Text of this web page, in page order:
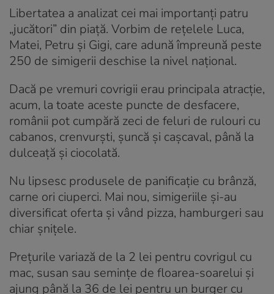
Libertatea a analizat cei mai importanți patru
„jucători” din piață. Vorbim de reţelele Luca,
Matei, Petru şi Gigi, care adună împreună peste
250 de simigerii deschise la nivel național.
Dacă pe vremuri covrigii erau principala atracție,
acum, la toate aceste puncte de desfacere,
românii pot cumpără zeci de feluri de rulouri cu
cabanos, crenvurști, șuncă și cașcaval, până la
dulceață și ciocolată.
Nu lipsesc produsele de panificație cu brânză,
carne ori ciuperci. Mai nou, simigeriile și-au
diversificat oferta și vând pizza, hamburgeri sau
chiar șnițele.
Prețurile variază de la 2 lei pentru covrigul cu
mac, susan sau semințe de floarea-soarelui și
ajung până la 36 de lei pentru un burger cu